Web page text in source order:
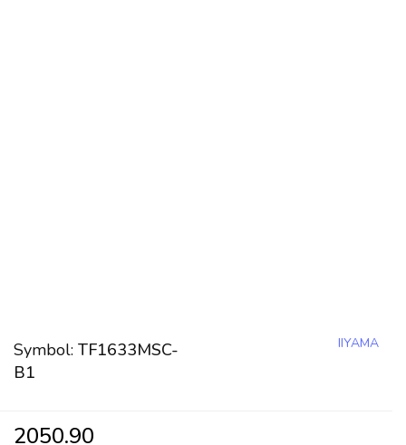
Symbol: TF1633MSC-
B1
IIYAMA
2050.90